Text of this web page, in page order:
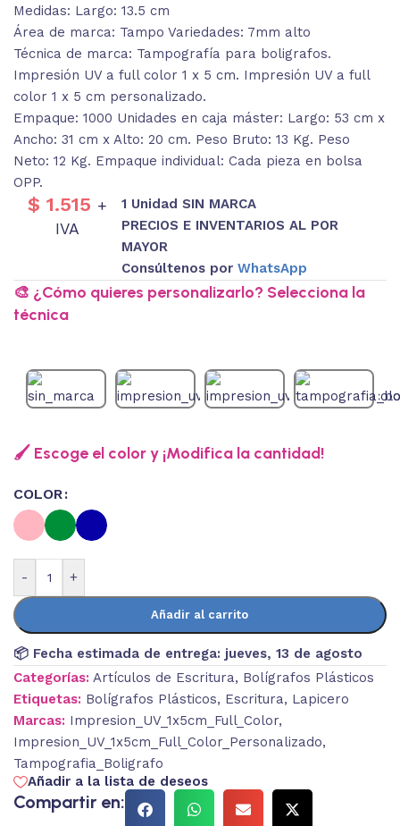
Medidas: Largo: 13.5 cm
Área de marca: Tampo Variedades: 7mm alto
Técnica de marca: Tampografía para boligrafos.
Impresión UV a full color 1 x 5 cm. Impresión UV a full
color 1 x 5 cm personalizado.
Empaque: 1000 Unidades en caja máster: Largo: 53 cm x
Ancho: 31 cm x Alto: 20 cm. Peso Bruto: 13 Kg. Peso
Neto: 12 Kg. Empaque individual: Cada pieza en bolsa
OPP.
$ 1.515 +
IVA
1 Unidad SIN MARCA
PRECIOS E INVENTARIOS AL POR
MAYOR
Consúltenos por WhatsApp
🎨 ¿Cómo quieres personalizarlo? Selecciona la
técnica
🖌️ Escoge el color y ¡Modifica la cantidad!
COLOR
- +
Añadir al carrito
📦 Fecha estimada de entrega: jueves, 13 de agosto
Categorías: Artículos de Escritura, Bolígrafos Plásticos
Etiquetas: Bolígrafos Plásticos, Escritura, Lapicero
Marcas: Impresion_UV_1x5cm_Full_Color,
Impresion_UV_1x5cm_Full_Color_Personalizado,
Tampografia_Boligrafo
Añadir a la lista de deseos
Compartir en: